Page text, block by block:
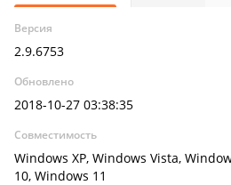
Версия
2.9.6753
Обновлено
2018-10-27 03:38:35
Совместимость
Windows XP, Windows Vista,
10, Windows 11